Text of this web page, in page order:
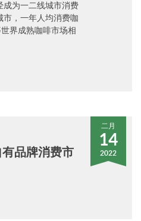
成为一二线城市消费
市，一年人均消费咖
界成熟咖啡市场相
二月
14
2022
品牌消费市